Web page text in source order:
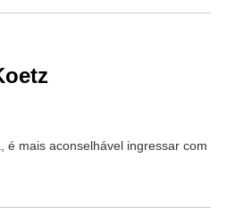
é mais aconselhável ingressar com